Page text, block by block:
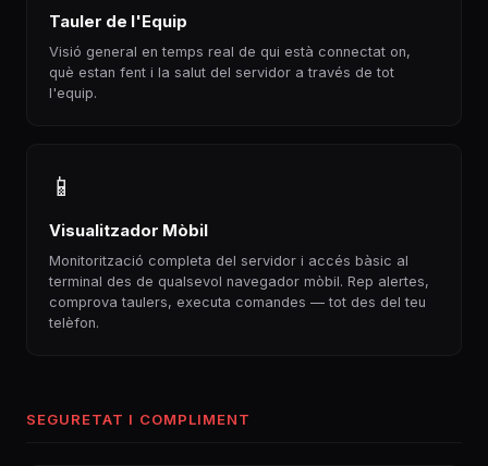
Tauler de l'Equip
Visió general en temps real de qui està connectat on,
què estan fent i la salut del servidor a través de tot
l'equip.
📱
Visualitzador Mòbil
Monitorització completa del servidor i accés bàsic al
terminal des de qualsevol navegador mòbil. Rep alertes,
comprova taulers, executa comandes — tot des del teu
telèfon.
SEGURETAT I COMPLIMENT